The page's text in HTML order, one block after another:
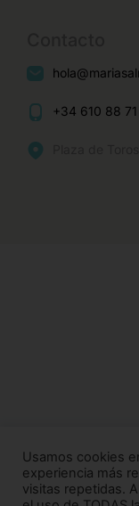
+34 610 88 71
Usamos cookies
experiencia más
visitas repetidas.